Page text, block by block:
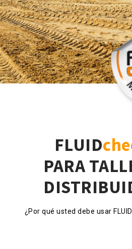
FLUID
PARA
¿Por qué usted debe usar